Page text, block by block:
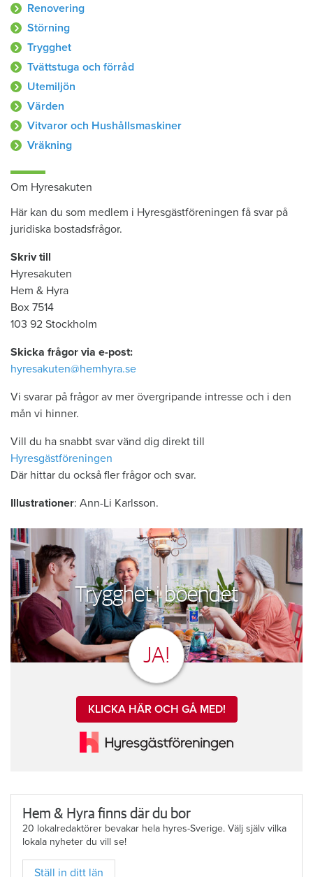
Renovering
Störning
Trygghet
Tvättstuga och förråd
Utemiljön
Värden
Vitvaror och Hushållsmaskiner
Vräkning
Om Hyresakuten
Här kan du som medlem i Hyresgästföreningen få svar på
juridiska bostadsfrågor.
Skriv till
Hyresakuten
Hem & Hyra
Box 7514
103 92 Stockholm
Skicka frågor via e-post:
hyresakuten@hemhyra.se
Vi svarar på frågor av mer övergripande intresse och i den
mån vi hinner.
Vill du ha snabbt svar vänd dig direkt till
Hyresgästföreningen
Där hittar du också fler frågor och svar.
Illustrationer: Ann-Li Karlsson.
Trygghet i boendet
JA!
KLICKA HÄR OCH GÅ MED!
Hem & Hyra finns där du bor
20 lokalredaktörer bevakar hela hyres-Sverige. Välj själv vilka
lokala nyheter du vill se!
Ställ in ditt län